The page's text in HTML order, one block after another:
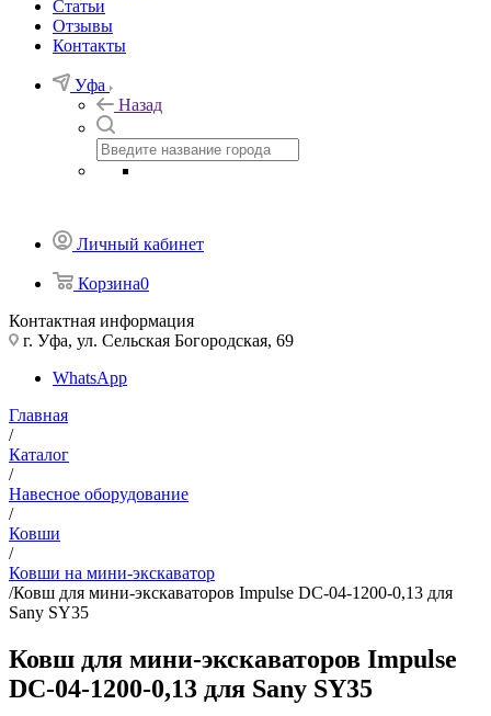
Статьи
Отзывы
Контакты
Уфа
Назад
Личный кабинет
Корзина0
Контактная информация
г. Уфа, ул. Сельская Богородская, 69
WhatsApp
Главная
/
Каталог
/
Навесное оборудование
/
Ковши
/
Ковши на мини-экскаватор
/Ковш для мини-экскаваторов Impulse DC-04-1200-0,13 для
Sany SY35
Ковш для мини-экскаваторов Impulse
DC-04-1200-0,13 для Sany SY35